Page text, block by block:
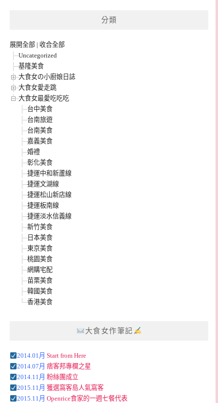
分類
展開全部 | 收合全部
Uncategorized
基隆美食
大食女の小廚娘日誌
大食女愛走跳
大食女最愛吃吃吃
台中美食
台南旅遊
台南美食
嘉義美食
婚禮
彰化美食
捷運中和新蘆線
捷運文湖線
捷運松山新店線
捷運板南線
捷運淡水信義線
新竹美食
日本美食
東京美食
桃園美食
網購宅配
苗栗美食
韓國美食
香港美食
大食女作筆記
2014.01月 Start from Here
2014.07月 痞客邦專欄之星
2014.11月 粉絲團成立
2015.11月 獲選窩客島人氣窩客
2015.11月 Openrice食家的一週七餐代表